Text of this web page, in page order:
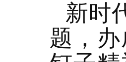
新时
题，